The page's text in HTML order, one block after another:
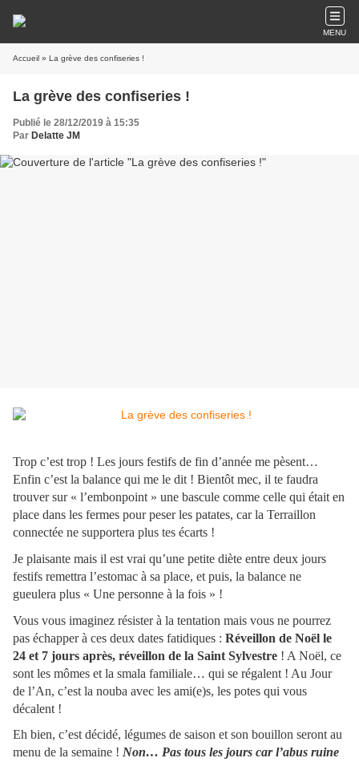
MENU
Accueil » La grève des confiseries !
La grève des confiseries !
Publié le 28/12/2019 à 15:35
Par Delatte JM
Trop c’est trop ! Les jours festifs de fin d’année me pèsent…
Enfin c’est la balance qui me le dit ! Bientôt mec, il te faudra
trouver sur « l’embonpoint » une bascule comme celle qui était en
place dans les fermes pour peser les patates, car la Terraillon
connectée ne supportera plus tes écarts !
Je plaisante mais il est vrai qu’une petite diète entre deux jours
festifs remettra l’estomac à sa place, et puis, la balance ne
gueulera plus « Une personne à la fois » !
Vous vous imaginez résister à la tentation mais vous ne pourrez
pas échapper à ces deux dates fatidiques : Réveillon de Noël le
24 et 7 jours après, réveillon de la Saint Sylvestre ! A Noël, ce
sont les mômes et la smala familiale… qui se régalent ! Au Jour
de l’An, c’est la nouba avec les ami(e)s, les potes qui vous
décalent !
Eh bien, c’est décidé, légumes de saison et son bouillon seront au
menu de la semaine ! Non… Pas tous les jours car l’abus ruine